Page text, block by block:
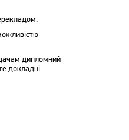
дипломний
докладні